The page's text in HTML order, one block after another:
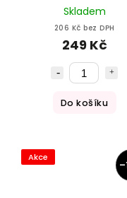
Skladem
206 Kč bez DPH
249 Kč
Do košíku
Akce